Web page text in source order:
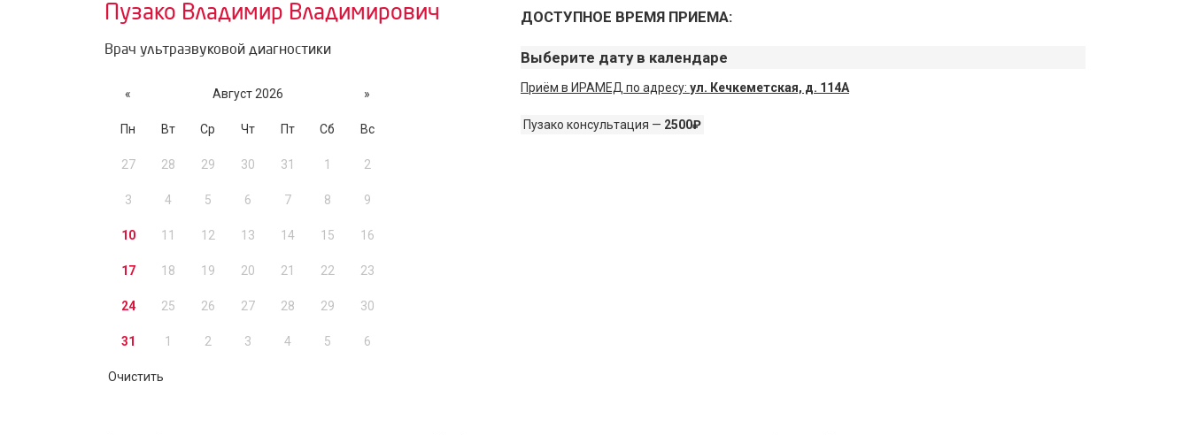
Пузако Владимир Владимирович
Врач ультразвуковой диагностики
« Август 2026 »
Пн Вт Ср Чт Пт Сб Вс
27 28 29 30 31 1 2
3 4 5 6 7 8 9
10 11 12 13 14 15 16
17 18 19 20 21 22 23
24 25 26 27 28 29 30
31 1 2 3 4 5 6
Очистить
ДОСТУПНОЕ ВРЕМЯ ПРИЕМА:
Выберите дату в календаре
Приём в ИРАМЕД по адресу: ул. Кечкеметская, д. 114А
Пузако консультация — 2500₽